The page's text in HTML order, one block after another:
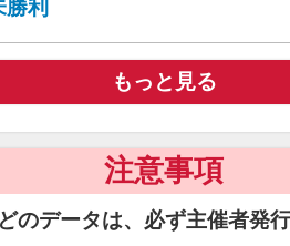
勝利
もっと見る
注意事項
のデータは、必ず主催者発